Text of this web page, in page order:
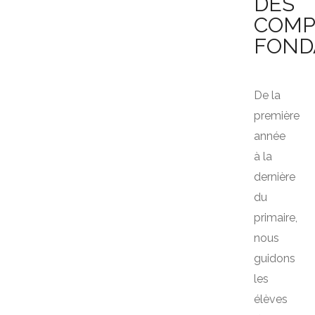
De la
première
année
à la
dernière
du
primaire,
nous
guidons
les
élèves
6h répartie sur 2 journées